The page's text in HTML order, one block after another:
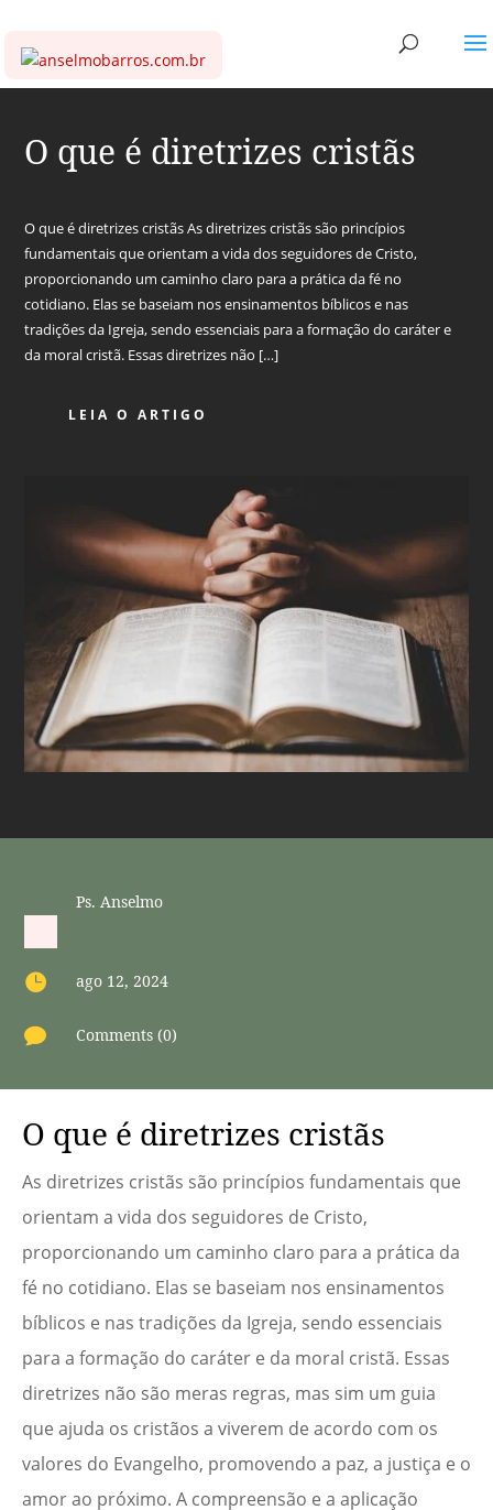
O que é diretrizes cristãs
O que é diretrizes cristãs As diretrizes cristãs são princípios
fundamentais que orientam a vida dos seguidores de Cristo,
proporcionando um caminho claro para a prática da fé no
cotidiano. Elas se baseiam nos ensinamentos bíblicos e nas
tradições da Igreja, sendo essenciais para a formação do caráter e
da moral cristã. Essas diretrizes não […]
LEIA O ARTIGO
Ps. Anselmo
 ago 12, 2024
 Comments (0)
O que é diretrizes cristãs
As diretrizes cristãs são princípios fundamentais que
orientam a vida dos seguidores de Cristo,
proporcionando um caminho claro para a prática da
fé no cotidiano. Elas se baseiam nos ensinamentos
bíblicos e nas tradições da Igreja, sendo essenciais
para a formação do caráter e da moral cristã. Essas
diretrizes não são meras regras, mas sim um guia
que ajuda os cristãos a viverem de acordo com os
valores do Evangelho, promovendo a paz, a justiça e o
amor ao próximo. A compreensão e a aplicação